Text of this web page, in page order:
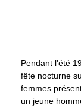
Pendant l'été
fête nocturne
femmes
un jeune